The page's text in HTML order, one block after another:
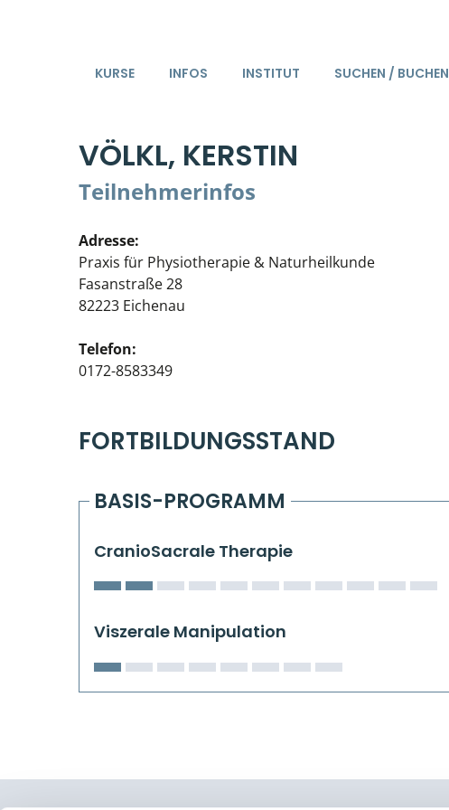
KURSE INFOS INSTITUT SUCHEN / BUCHEN
VÖLKL, KERSTIN
Teilnehmerinfos
Adresse:
Praxis für Physiotherapie & Naturheilkunde
Fasanstraße 28
82223 Eichenau
Telefon:
0172-8583349
FORTBILDUNGSSTAND
BASIS-PROGRAMM
CranioSacrale Therapie
Viszerale Manipulation